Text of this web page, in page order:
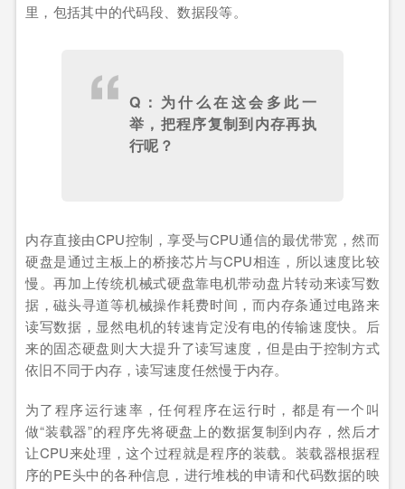
里，包括其中的代码段、数据段等。
Q：为什么在这会多此一
举，把程序复制到内存再执
行呢？
内存直接由CPU控制，享受与CPU通信的最优带宽，然而
硬盘是通过主板上的桥接芯片与CPU相连，所以速度比较
慢。再加上传统机械式硬盘靠电机带动盘片转动来读写数
据，磁头寻道等机械操作耗费时间，而内存条通过电路来
读写数据，显然电机的转速肯定没有电的传输速度快。后
来的固态硬盘则大大提升了读写速度，但是由于控制方式
依旧不同于内存，读写速度任然慢于内存。
为了程序运行速率，任何程序在运行时，都是有一个叫
做“装载器”的程序先将硬盘上的数据复制到内存，然后才
让CPU来处理，这个过程就是程序的装载。装载器根据程
序的PE头中的各种信息，进行堆栈的申请和代码数据的映